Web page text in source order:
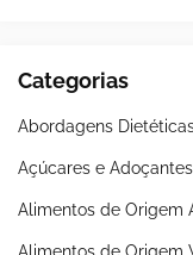
Categorias
Abordagens
Açúcares e Adoçantes
Alimentos de Origem
Alimentos de Origem